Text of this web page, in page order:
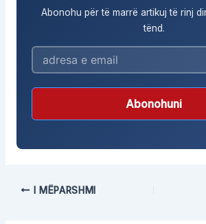
Abonohu për të marrë artikuj të rinj
tënd.
Abonohuni
I MËPARSHMI